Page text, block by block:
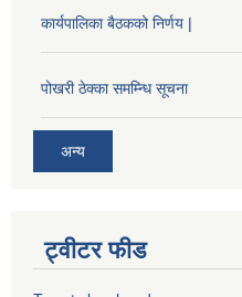
कार्यपालिका बैठकको निर्णय |
पोखरी ठेक्का समम्न्धि सूचना
अन्य
ट्वीटर फीड